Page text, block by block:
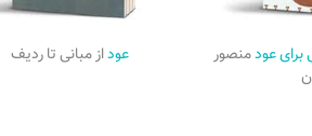
برای عودمنصور
عوداز مبانی تا ردیف